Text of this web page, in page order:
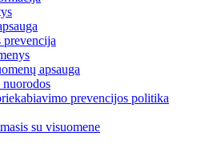
apsauga
prevencijos politika
su visuomene